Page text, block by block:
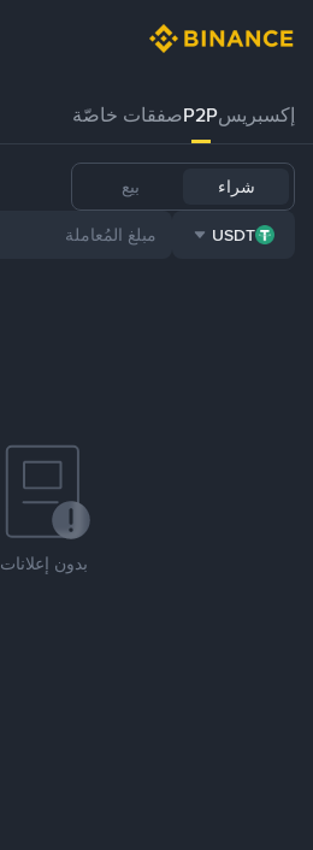
إكسبريسP2Pصفقات خاصّة
شراء بيع
USDT
بدون إعلانات